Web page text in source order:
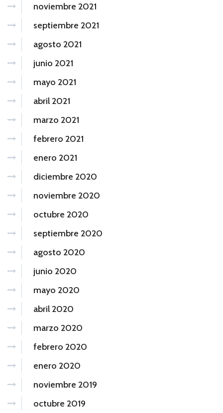
noviembre 2021
septiembre 2021
agosto 2021
junio 2021
mayo 2021
abril 2021
marzo 2021
febrero 2021
enero 2021
diciembre 2020
noviembre 2020
octubre 2020
septiembre 2020
agosto 2020
junio 2020
mayo 2020
abril 2020
marzo 2020
febrero 2020
enero 2020
noviembre 2019
octubre 2019